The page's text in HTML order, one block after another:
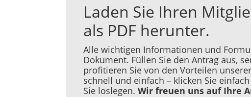
Laden Sie Ihren
als PDF herunter.
Alle wichtigen Informationen und
Dokument. Füllen Sie den Antrag aus,
profitieren Sie von den Vorteilen
schnell und einfach – klicken Sie
Sie loslegen. Wir freuen uns auf Ihre